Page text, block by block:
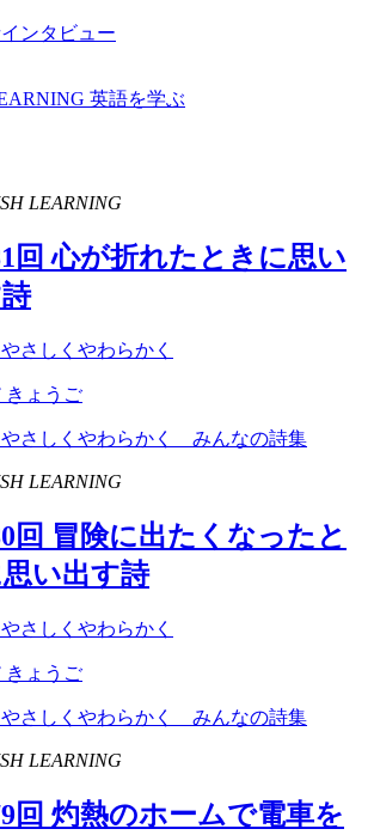
ンタビュー
英語を学ぶ
LEARNING
回 心が折れたときに思い
さしくやわらかく
きょうご
さしくやわらかく みんなの詩集
LEARNING
回 冒険に出たくなったと
い出す詩
さしくやわらかく
きょうご
さしくやわらかく みんなの詩集
LEARNING
回 灼熱のホームで電車を